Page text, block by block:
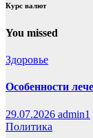
Курс валют
You missed
Здоровье
Особенности
29.07.2026 admin1
Политика